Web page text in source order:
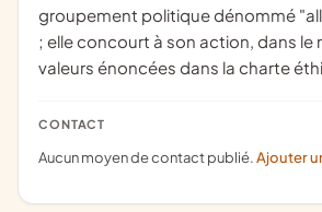
groupement politique dénommé
; elle concourt à son action, dans le
valeurs énoncées dans la charte
CONTACT
Aucun moyen de contact publié.Ajouter